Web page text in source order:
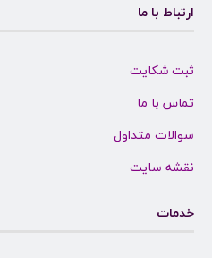
ارتباط با ما
ثبت شکایت
تماس با ما
سوالات متداول
نقشه سایت
خدمات